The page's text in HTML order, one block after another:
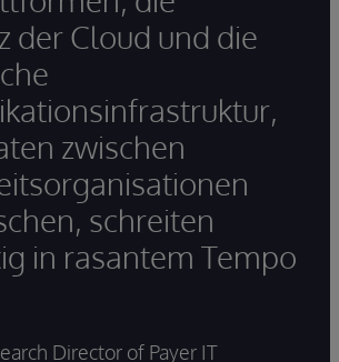
der Cloud und die
zwischen
schreiten
in rasantem Tempo
Director of Payer IT